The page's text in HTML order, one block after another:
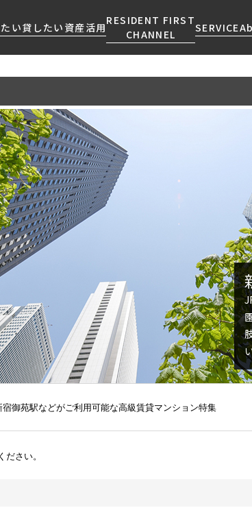
い貸したい 資産活用
RESIDENT FIRST
CHANNEL
SERVICE
会社情報
事業案内
採用情報
ニュースリリース
お問い合わせ
人気エリアから探す
区から探す
駅・沿線から探す
地図から探す
キーワードから探す
ニュースから探す
新着募集情報
当社限定(
当社限定
三井不動
分譲賃貸
賃料改定
フリーレン
ペット可
コンシェル
ブランドマン
お問い合わせ
お問い合わせ
マンションレポート
商店街のある暮らし
住まいのコラム
RESIDENT FIRST
MEMBERS登録
会員ページ
RESIDENT FIRST
MEMBERS登録
ご入居・提携サービス
お部屋探しからご契約まで
よくあるご質問
【仲介会社様向け】当社仲介
事業部取り扱い物件入居申
御苑駅などがご利用可能な高級賃貸マンション特集
さい。